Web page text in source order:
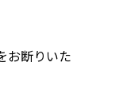
お断りいた